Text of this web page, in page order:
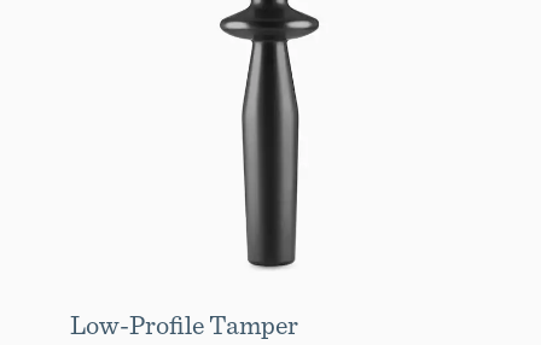
Low-Profile Tamper